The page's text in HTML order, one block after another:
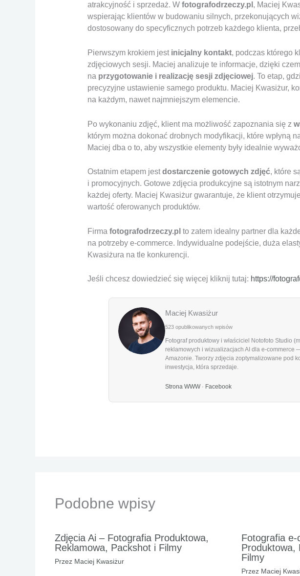
atrakcyjność i sprzedaż. W fotografodrzeczy.pl , Maciej
wspierając klientów w budowaniu silnych, przekonujących
dostosowany do specyficznych potrzeb każdego klienta,
Pierwszym krokiem jest inicjalny kontakt, podczas którego
zdjęciowych sesji. Maciej analizuje te informacje, dzięki
na przygotowanie i realizację sesji zdjęciowej. To etap,
precyzyjne ustawienie samego produktu. Maciej Kwasiżur,
na każdym, nawet najmniejszym elemencie.
Po wykonaniu zdjęć, klient ma możliwość zapoznania się z
którym można dokonać drobnych modyfikacji, które wpłyną
Maciej dba o to, aby wszystkie elementy były idealnie
Ostatnim etapem jestdostarczenie gotowych zdjęć, które
i promocyjnych. Gotowe zdjęcia produkcyjne są istotnym
każdej oferty. Maciej Kwasiżur gwarantuje, że klient
wartość oferowanych produktów.
Firma fotografodrzeczy.pl to zatem idealny partner dla
na potrzeby e-commerce. Indywidualne podejście, duża
Kwasiżura na tle konkurencji.
Jeśli chcesz dowiedzieć się więcej kliknij tutaj: https://
Maciej Kwasiżur
523 opublikowanych wpisów
Fotograf produktowy i właściciel Notofoto Studio
reklamowych i wizualizacjach AI dla e-commerce
Amazonie. Tworzy zdjęcia zoptymalizowane pod
inwestycja, która sprzedaje.
Strona WWW· Facebook
Podobne wpisy
Zdjęcia Ai – Fotografia Produktowa,
Reklamowa, Packshot i Filmy
Przez Maciej Kwasiżur
Fotografia
Produktowa,
Filmy
Przez Maciej